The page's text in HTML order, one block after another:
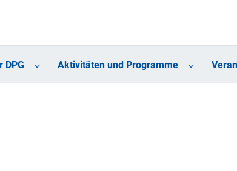
DPG Aktivitäten und Programme